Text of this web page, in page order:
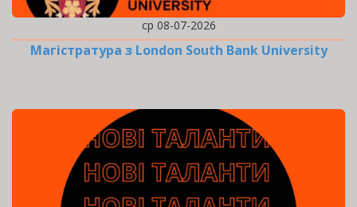
ср 08-07-2026
Магістратура з London South Bank University